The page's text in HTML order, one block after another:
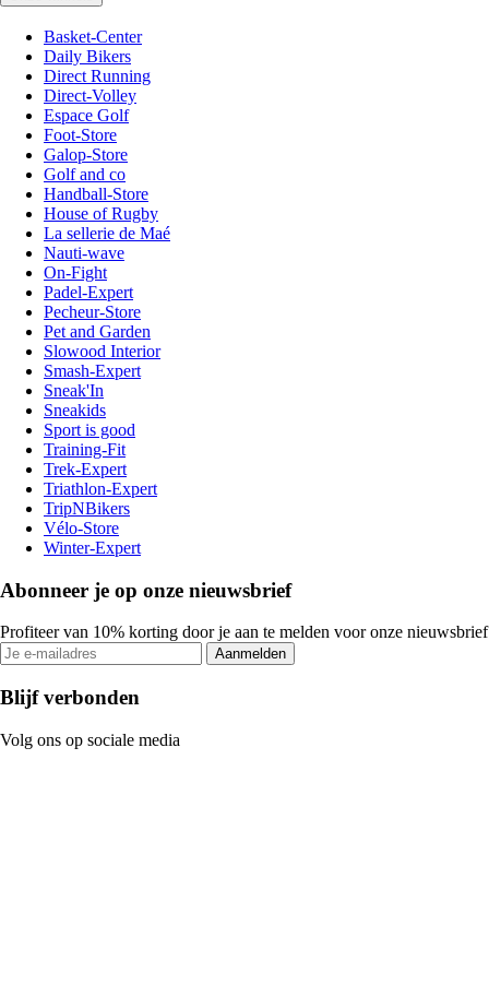
Basket-Center
Daily Bikers
Direct Running
Direct-Volley
Espace Golf
Foot-Store
Galop-Store
Golf and co
Handball-Store
House of Rugby
La sellerie de Maé
Nauti-wave
On-Fight
Padel-Expert
Pecheur-Store
Pet and Garden
Slowood Interior
Smash-Expert
Sneak'In
Sneakids
Sport is good
Training-Fit
Trek-Expert
Triathlon-Expert
TripNBikers
Vélo-Store
Winter-Expert
Abonneer je op onze nieuwsbrief
Profiteer van 10% korting door je aan te melden voor onze nieuwsbrief
Aanmelden
Blijf verbonden
Volg ons op sociale media